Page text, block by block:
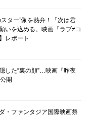
ター”像を熱弁！「次は君
いを込める。映画『ラブ≠コ
レポート
した“裏の顔”…映画『昨夜
開
・ファンタジア国際映画祭